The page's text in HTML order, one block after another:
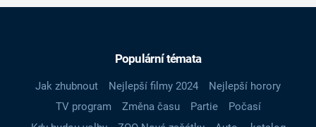
Populární témata
Jak zhubnout Nejlepší filmy 2024
Nejlepší horory
TV program
Změna času Partie
Počasí